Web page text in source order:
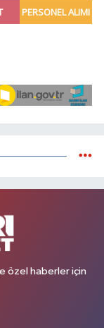
özel haberler için